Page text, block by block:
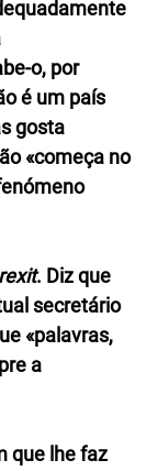
o, por
é um país
gosta
«começa no
. Diz que
secretário
«palavras,
a
que lhe faz